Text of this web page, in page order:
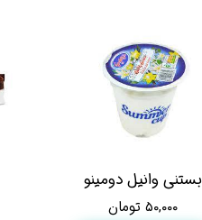
بستنی وانیل دومینو
۵۰,۰۰۰ تومان